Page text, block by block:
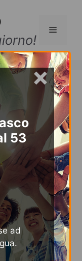
Menu
e
di
×
53
ad